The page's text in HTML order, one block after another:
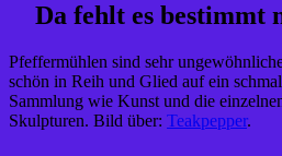
Da fehlt es bestimmt
Pfeffermühlen sind sehr
schön in Reih und Glied auf ein
Sammlung wie Kunst und die
Skulpturen. Bild über: Teakpepper.